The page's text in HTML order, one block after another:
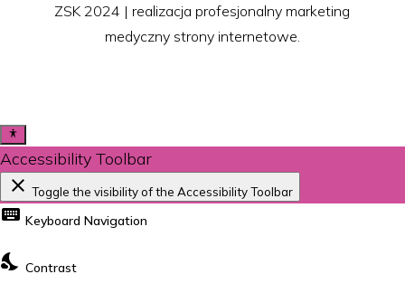
ZSK 2024 | realizacja profesjonalny marketing
medyczny strony internetowe.
Accessibility Toolbar
close Toggle the visibility of the Accessibility Toolbar
keyboard Keyboard Navigation
nights_stay Contrast